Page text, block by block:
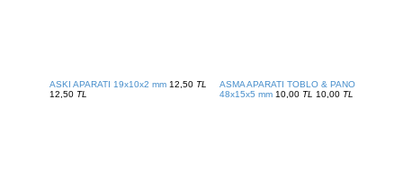
ASKI APARATI 19x10x2 mm 12,50 TL
12,50 TL
ASMA APARATI TOBLO & PANO
48x15x5 mm 10,00 TL 10,00 TL